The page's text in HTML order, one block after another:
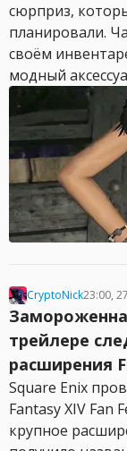
сюрприз,
планировали.
своём
модный
CryptoNick23:00,
трейлере
расширения
Square Enix
Fantasy XIV Fan
крупное